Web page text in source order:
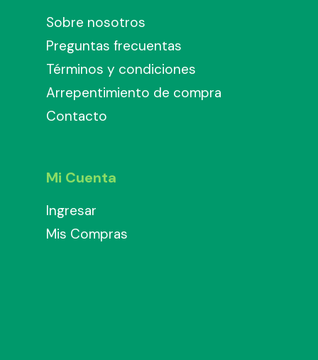
Sobre nosotros
Preguntas frecuentas
Términos y condiciones
Arrepentimiento de compra
Contacto
Mi Cuenta
Ingresar
Mis Compras